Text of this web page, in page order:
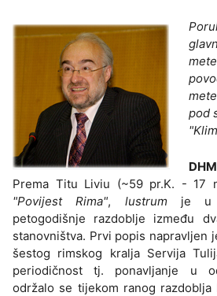
pod
Prema Titu Liviu (~59 pr.K. - 17
"Povijest Rima", lustrumje u
petogodišnje razdoblje između
stanovništva. Prvi popis napravljen
šestog rimskog kralja Servija
periodičnost tj. ponavljanje u
održalo se tijekom ranog razdoblja